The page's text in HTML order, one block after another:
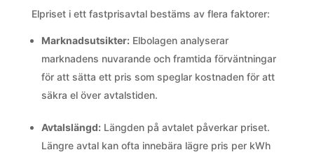
Elpriset i ett fastprisavtal bestäms av flera faktorer:
Marknadsutsikter:Elbolagen analyserar
marknadens nuvarande och framtida förväntningar
för att sätta ett pris som speglar kostnaden för att
säkra el över avtalstiden.
Avtalslängd:Längden på avtalet påverkar priset.
Längre avtal kan ofta innebära lägre pris per kWh